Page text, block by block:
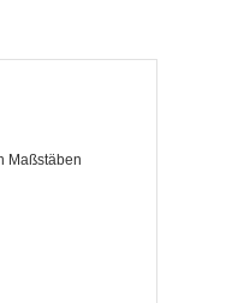
Maßstäben